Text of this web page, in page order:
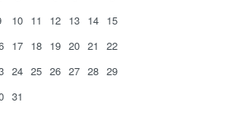
10 11 12 13 14 15
17 18 19 20 21
22
24 25 26 27 28 29
31